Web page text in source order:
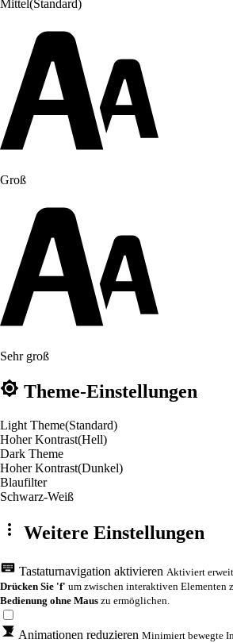
Mittel(Standard)
Groß
Sehr groß
Theme-Einstellungen
Light Theme(Standard)
Hoher Kontrast(Hell)
Dark Theme
Hoher Kontrast(Dunkel)
Blaufilter
Schwarz-Weiß
Weitere Einstellungen
Tastaturnavigation aktivieren Aktiviert
Drücken Sie 'f' um zwischen interaktiven Elementen
Bedienung ohne Maus zu ermöglichen.
Animationen reduzieren Minimiert bewegte